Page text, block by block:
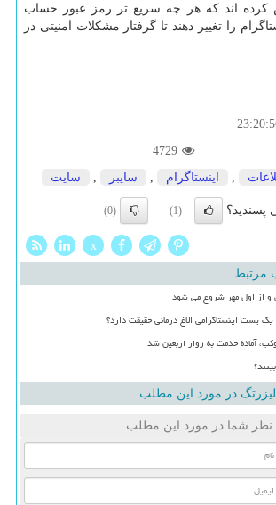
كرده اند كه هر چه سریع تر رمز عبور حساب
را تغییر دهند تا گرفتار مشكلات امنیتی در
4729
, اینستاگرام , سایبر , سایت
پسندید؟ (1)
(0)
x
مرتبط
از اول مهر شروع می شود
پست اینستاگرامی الاغ درمانی حقیقت دارد؟
لیزرتگ در مورد این مطلب
نظر شما در مورد این مطلب